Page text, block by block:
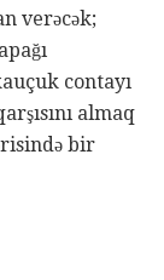
verəcək;
contayı
almaq
bir